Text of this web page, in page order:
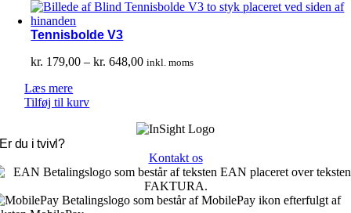
Tennisbolde V3
kr. 179,00 – kr. 648,00Prisinterval:
inkl. moms
Læs mere
Tilføj til kurv
Er du i tvivl?
Kontakt os